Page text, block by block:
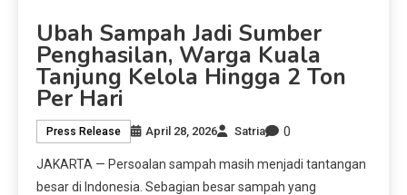
Ubah Sampah Jadi Sumber
Penghasilan, Warga Kuala
Tanjung Kelola Hingga 2 Ton
Per Hari
Press Release April 28, 2026 Satria 0
JAKARTA — Persoalan sampah masih menjadi tantangan
besar di Indonesia. Sebagian besar sampah yang